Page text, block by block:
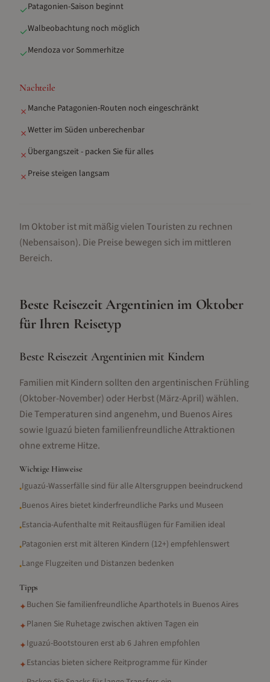
✓Patagonien-Saison beginnt
✓Walbeobachtung noch möglich
✓Mendoza vor Sommerhitze
Nachteile
✗ Manche Patagonien-Routen noch eingeschränkt
✗Wetter im Süden unberechenbar
✗ Übergangszeit - packen Sie für alles
✗ Preise steigen langsam
Im Oktober ist mit mäßig vielen Touristen zu rechnen
(Nebensaison). Die Preise bewegen sich im mittleren
Bereich.
Beste ReisezeitArgentinien im Oktober
für Ihren Reisetyp
Beste Reisezeit Argentinien mit Kindern
Familien mit Kindern sollten den argentinischen Frühling
(Oktober-November) oder Herbst (März-April) wählen.
Die Temperaturen sind angenehm, und Buenos Aires
sowie Iguazú bieten familienfreundliche Attraktionen
ohne extreme Hitze.
Wichtige Hinweise
•Iguazú-Wasserfälle sind für alle Altersgruppen beeindruckend
•Buenos Aires bietet kinderfreundliche Parks und Museen
•Estancia-Aufenthalte mit Reitausflügen für Familien ideal
•Patagonien erst mit älteren Kindern (12+) empfehlenswert
•Lange Flugzeiten und Distanzen bedenken
Tipps
✦Buchen Sie familienfreundliche Aparthotels in Buenos Aires
✦Planen Sie Ruhetage zwischen aktiven Tagen ein
✦Iguazú-Bootstouren erst ab 6 Jahren empfohlen
✦Estancias bieten sichere Reitprogramme für Kinder